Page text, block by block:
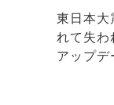
東日本大
れて失
アップ